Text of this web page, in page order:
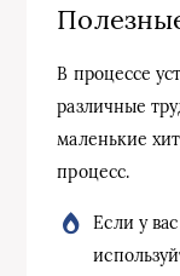
В процессе
различные
маленькие
процесс.
Если у